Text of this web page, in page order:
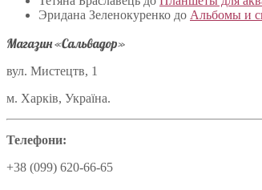
Эридана Зеленокуренко до Альбомы и
Магазин «Сальвадор»
вул. Мистецтв, 1
м. Харків, Україна.
Телефони:
+38 (099) 620-66-65